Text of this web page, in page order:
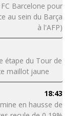
Barcelone pour
au sein du Barça
à l'AFP)
étape du Tour de
maillot jaune
18:43
en hausse de